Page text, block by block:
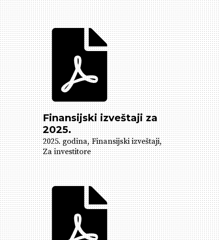
Finansijski izveštaji za
2025.
2025. godina Finansijski izveštaji
Za investitore